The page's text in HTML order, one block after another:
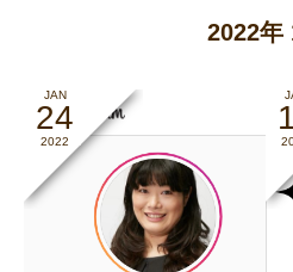
2022年
JAN
24
2022